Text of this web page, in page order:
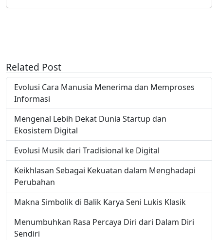
Related Post
Evolusi Cara Manusia Menerima dan Memproses
Informasi
Mengenal Lebih Dekat Dunia Startup dan
Ekosistem Digital
Evolusi Musik dari Tradisional ke Digital
Keikhlasan Sebagai Kekuatan dalam Menghadapi
Perubahan
Makna Simbolik di Balik Karya Seni Lukis Klasik
Menumbuhkan Rasa Percaya Diri dari Dalam Diri
Sendiri